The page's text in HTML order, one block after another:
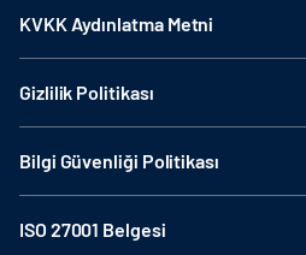
KVKK Aydınlatma Metni
Gizlilik Politikası
Bilgi Güvenliği Politikası
ISO 27001 Belgesi